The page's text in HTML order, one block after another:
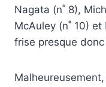
Nagata (n˚ 8),
McAuley (n˚ 10) et
frise presque donc